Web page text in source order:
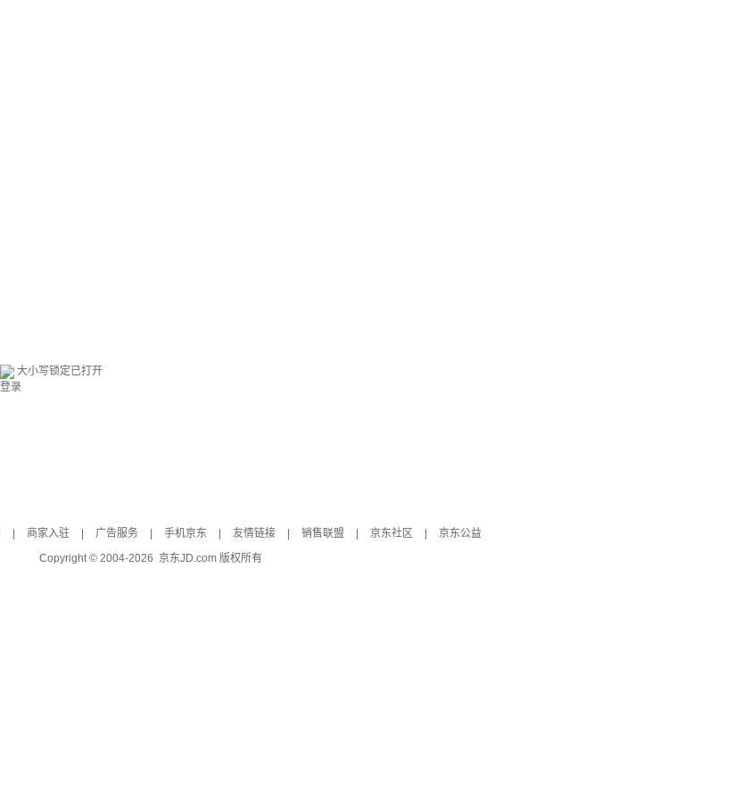
大小写锁定已打开
登录
商家入驻 广告服务 手机京东 友情链接 销售联盟 京东社区
京东公益
Copyright © 2004-2026 京东JD.com 版权所有